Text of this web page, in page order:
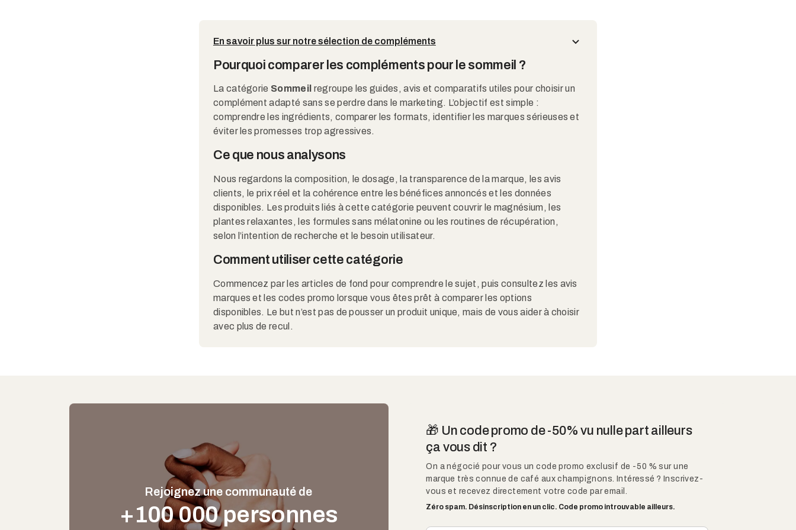
En savoir plus sur notre sélection de compléments
Pourquoi comparer les compléments pour le sommeil ?
La catégorie Sommeil regroupe les guides, avis et comparatifs utiles pour choisir un
complément adapté sans se perdre dans le marketing. L’objectif est simple :
comprendre les ingrédients, comparer les formats, identifier les marques sérieuses et
éviter les promesses trop agressives.
Ce que nous analysons
Nous regardons la composition, le dosage, la transparence de la marque, les avis
clients, le prix réel et la cohérence entre les bénéfices annoncés et les données
disponibles. Les produits liés à cette catégorie peuvent couvrir le magnésium, les
plantes relaxantes, les formules sans mélatonine ou les routines de récupération,
selon l’intention de recherche et le besoin utilisateur.
Comment utiliser cette catégorie
Commencez par les articles de fond pour comprendre le sujet, puis consultez les avis
marques et les codes promo lorsque vous êtes prêt à comparer les options
disponibles. Le but n’est pas de pousser un produit unique, mais de vous aider à choisir
avec plus de recul.
Rejoignez une communauté de
+100 000 personnes
🎁 Un code promo de -50% vu nulle part ailleurs
ça vous dit ?
On a négocié pour vous un code promo exclusif de -50 % sur une
marque très connue de café aux champignons. Intéressé ? Inscrivez-
vous et recevez directement votre code par email.
Zéro spam. Désinscription en un clic. Code promo introuvable ailleurs.